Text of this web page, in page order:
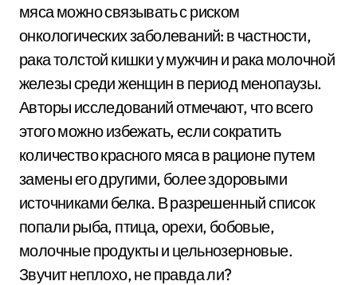
мяса можно связывать с риском
онкологических заболеваний: в частности,
рака толстой кишки у мужчин и рака молочной
железы среди женщин в период менопаузы.
Авторы исследований отмечают, что всего
этого можно избежать, если сократить
количество красного мяса в рационе путем
замены его другими, более здоровыми
источниками белка. В разрешенный список
попали рыба, птица, орехи, бобовые,
молочные продукты и цельнозерновые.
Звучит неплохо, не правда ли?